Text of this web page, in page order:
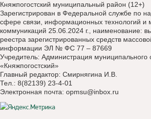
Княжпогостский муниципальный район (12+)
Зарегистрирован в Федеральной службе по
сфере связи, информационных технологий и
коммуникаций 25.06.2024 г., наименование:
реестра зарегистрированных средств
информации ЭЛ № ФС 77 – 87669
Учредитель: Администрация муниципального
«Княжпогостский»
Главный редактор: Смирнягина И.В.
Тел.: 8(82139) 23-4-01
Электронная почта: opmsu@inbox.ru